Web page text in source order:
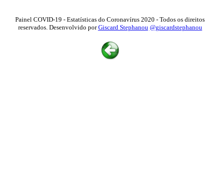
Painel COVID-19 - Estatísticas do Coronavírus 2020 - Todos os direitos
reservados. Desenvolvido porGiscard Stephanou @giscardstephanou